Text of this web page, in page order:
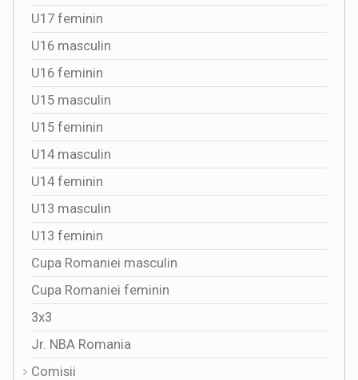
U17 feminin
U16 masculin
U16 feminin
U15 masculin
U15 feminin
U14 masculin
U14 feminin
U13 masculin
U13 feminin
Cupa Romaniei masculin
Cupa Romaniei feminin
3x3
Jr. NBA Romania
Comisii